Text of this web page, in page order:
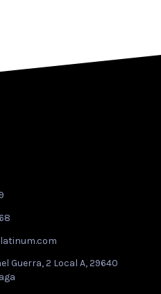
Guerra, 2 Local A, 29640